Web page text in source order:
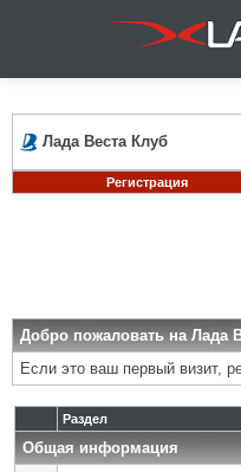
Лада Веста Клуб
Регистрация
Добро пожаловать на Лада
Если это ваш первый визит,
Раздел
Общая информация